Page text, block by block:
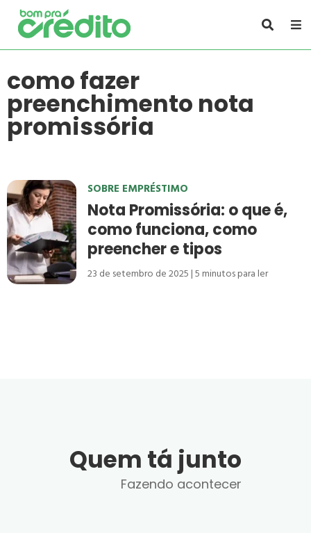
como fazer
preenchimento nota
promissória
SOBRE EMPRÉSTIMO
Nota Promissória: o que é,
como funciona, como
preencher e tipos
23 de setembro de 2025 5minutos para ler
Quem tá junto
Fazendo acontecer